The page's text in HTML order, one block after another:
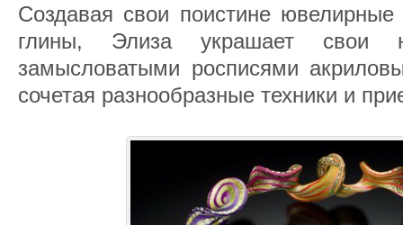
Создавая свои поистине
глины, Элиза украшает свои
замысловатыми росписями
сочетая разнообразные техники и